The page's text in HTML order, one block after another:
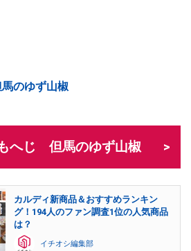
のゆず山椒
へじ 但馬のゆず山椒
カルディ新商品＆おすすめランキン
グ！194人のファン調査1位の人気商品
は？
イチオシ編集部